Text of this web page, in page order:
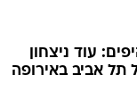
עוד ניצחון
תל אביב באירופה